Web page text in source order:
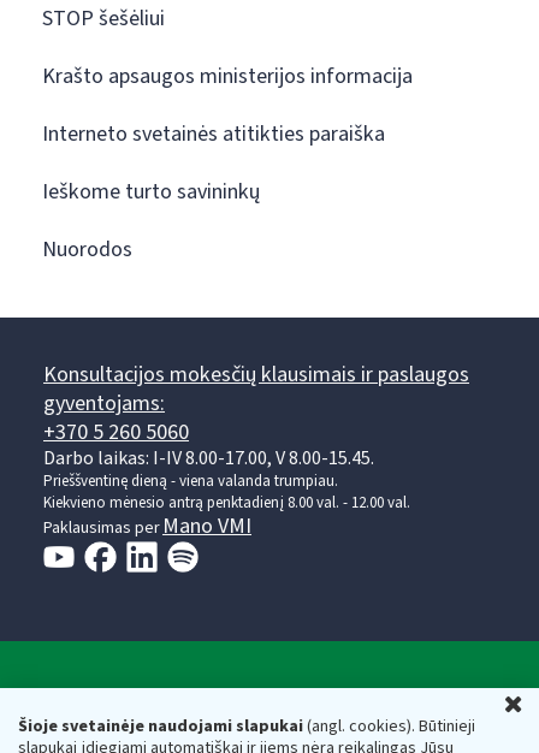
Šioje svetainėje naudojami slapukai(angl. cookies). Būtinieji
slapukai įdiegiami automatiškai ir jiems nėra reikalingas Jūsų
STOP šešėliui
Krašto apsaugos ministerijos informacija
Interneto svetainės atitikties paraiška
Ieškome turto savininkų
Nuorodos
Konsultacijos mokesčių klausimais ir paslaugos
gyventojams:
+370 5 260 5060
Darbo laikas: I-IV 8.00-17.00, V 8.00-15.45.
Prieššventinę dieną - viena valanda trumpiau.
Kiekvieno mėnesio antrą penktadienį 8.00 val. - 12.00 val.
Paklausimas per Mano VMI
Respublikos finansų ministerijos